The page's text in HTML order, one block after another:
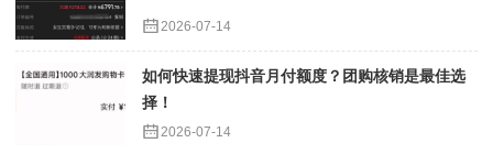
2026-07-14
如何快速提现抖音月付额度？团购核销是最佳选
择！
2026-07-14